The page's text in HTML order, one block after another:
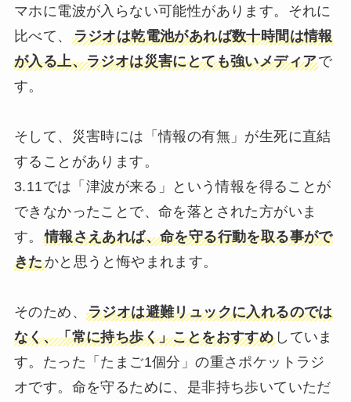
マホに電波が入らない可能性があります。それに
比べて、 ラジオは乾電池があれば数十時間は情報
が入る上、ラジオは災害にとても強いメディアで
す。
そして、災害時には「情報の有無」が生死に直結
することがあります。
3.11では「津波が来る」という情報を得ることが
できなかったことで、命を落とされた方がいま
す。 情報さえあれば、命を守る行動を取る事がで
きたかと思うと悔やまれます。
そのため、 ラジオは避難リュックに入れるのでは
なく、「常に持ち歩く」ことをおすすめ していま
す。たった「たまご1個分」の重さポケットラジ
オです。命を守るために、是非持ち歩いていただ